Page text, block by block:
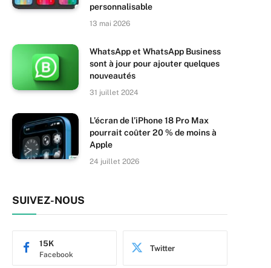
personnalisable
13 mai 2026
WhatsApp et WhatsApp Business
sont à jour pour ajouter quelques
nouveautés
31 juillet 2024
L’écran de l’iPhone 18 Pro Max
pourrait coûter 20 % de moins à
Apple
24 juillet 2026
SUIVEZ-NOUS
Facebook
15K Twitter